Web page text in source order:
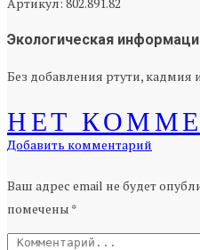
Экологическая
Без добавления ртути, кадмия
НЕТ
Добавить комментарий
Ваш адрес email не будет
помечены *